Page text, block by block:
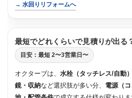
→ 水回りリフォームへ
最短でどれくらいで見積りが出る
目安：最短 2〜3営業日〜
オクターブは、 水栓（タッチレス/自動
鏡・収納など選択肢が多い分、 電源（